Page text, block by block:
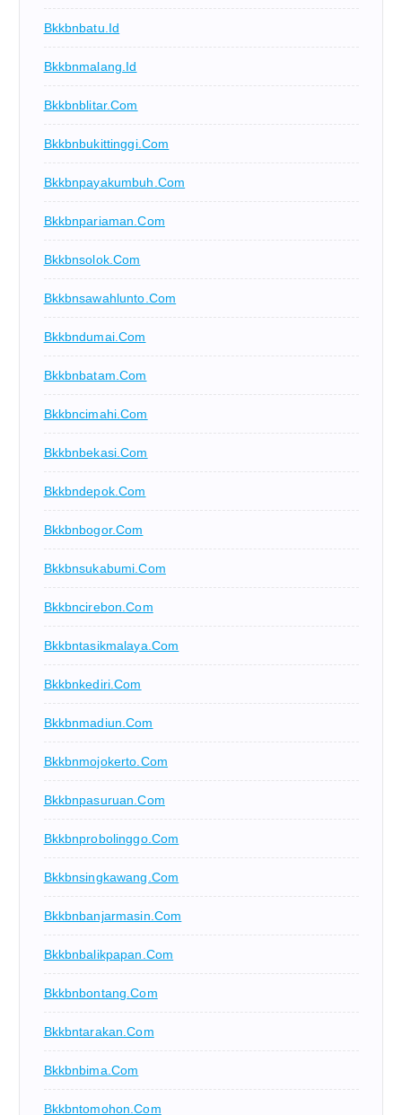
Bkkbnbatu.id
Bkkbnmalang.id
Bkkbnblitar.com
Bkkbnbukittinggi.com
Bkkbnpayakumbuh.com
Bkkbnpariaman.com
Bkkbnsolok.com
Bkkbnsawahlunto.com
Bkkbndumai.com
Bkkbnbatam.com
Bkkbncimahi.com
Bkkbnbekasi.com
Bkkbndepok.com
Bkkbnbogor.com
Bkkbnsukabumi.com
Bkkbncirebon.com
Bkkbntasikmalaya.com
Bkkbnkediri.com
Bkkbnmadiun.com
Bkkbnmojokerto.com
Bkkbnpasuruan.com
Bkkbnprobolinggo.com
Bkkbnsingkawang.com
Bkkbnbanjarmasin.com
Bkkbnbalikpapan.com
Bkkbnbontang.com
Bkkbntarakan.com
Bkkbnbima.com
Bkkbntomohon.com